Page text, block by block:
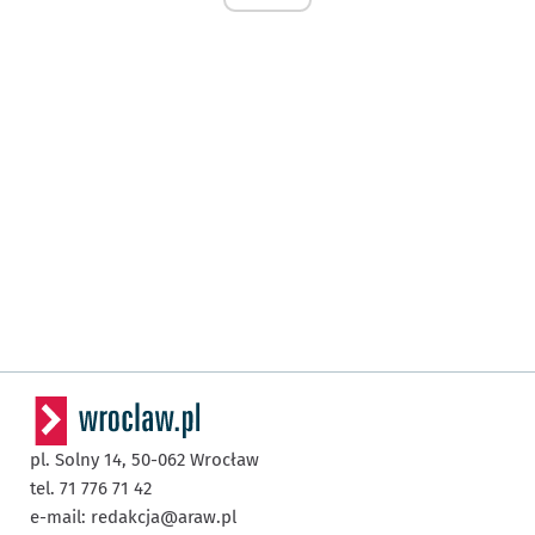
pl. Solny 14, 50-062 Wrocław
tel. 71 776 71 42
e-mail: redakcja@araw.pl